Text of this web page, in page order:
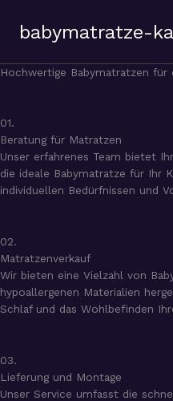
Inhalt
springenbabymatratze-
Hochwertige Babymatratzen für
01.
Beratung für Matratzen
Unser erfahrenes Team bietet
die ideale Babymatratze für Ihr
individuellen Bedürfnissen und
02.
Matratzenverkauf
Wir bieten eine Vielzahl von
hypoallergenen Materialien
Schlaf und das Wohlbefinden
03.
Lieferung und Montage
Unser Service umfasst die